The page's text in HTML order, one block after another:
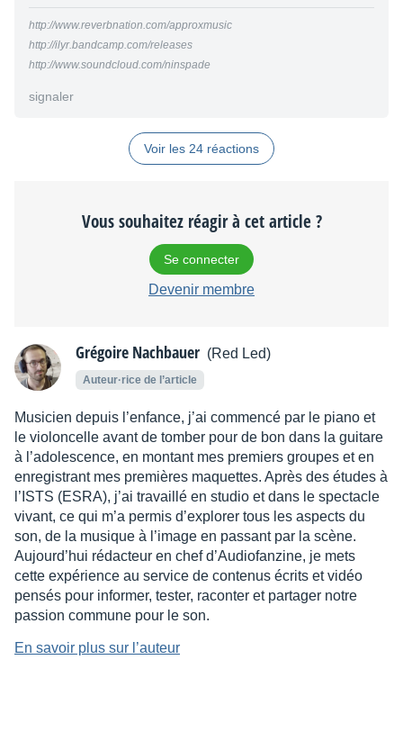
http://www.reverbnation.com/approxmusic
http://ilyr.bandcamp.com/releases
http://www.soundcloud.com/ninspade
signaler
Voir les 24 réactions
Vous souhaitez réagir à cet article ?
Se connecter
Devenir membre
Grégoire Nachbauer (Red Led)
Auteur·rice de l’article
Musicien depuis l’enfance, j’ai commencé par le piano et
le violoncelle avant de tomber pour de bon dans la guitare
à l’adolescence, en montant mes premiers groupes et en
enregistrant mes premières maquettes. Après des études à
l’ISTS (ESRA), j’ai travaillé en studio et dans le spectacle
vivant, ce qui m’a permis d’explorer tous les aspects du
son, de la musique à l’image en passant par la scène.
Aujourd’hui rédacteur en chef d’Audiofanzine, je mets
cette expérience au service de contenus écrits et vidéo
pensés pour informer, tester, raconter et partager notre
passion commune pour le son.
En savoir plus sur l’auteur